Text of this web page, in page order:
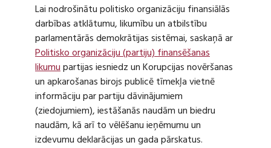
Lai nodrošinātu politisko organizāciju finansiālās
darbības atklātumu, likumību un atbilstību
parlamentārās demokrātijas sistēmai, saskaņā ar
Politisko organizāciju (partiju) finansēšanas
likumupartijas iesniedz un Korupcijas novēršanas
un apkarošanas birojs publicē tīmekļa vietnē
informāciju par partiju dāvinājumiem
(ziedojumiem), iestāšanās naudām un biedru
naudām, kā arī to vēlēšanu ieņēmumu un
izdevumu deklarācijas un gada pārskatus.